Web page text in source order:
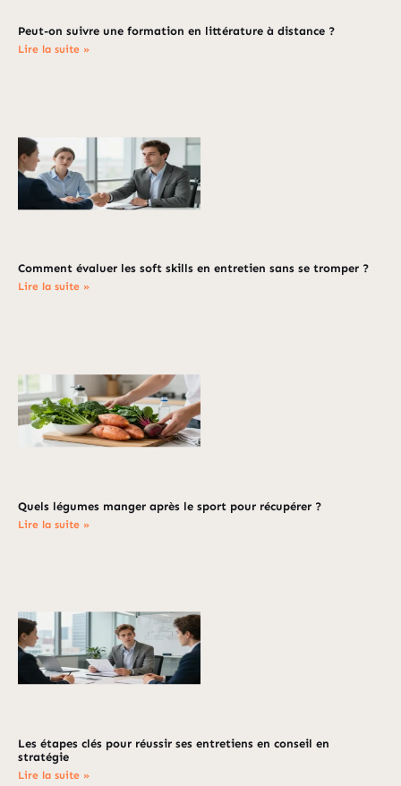
Peut-on suivre une formation en littérature à distance ?
Lire la suite »
Comment évaluer les soft skills en entretien sans se tromper ?
Lire la suite »
Quels légumes manger après le sport pour récupérer ?
Lire la suite »
Les étapes clés pour réussir ses entretiens en conseil en
stratégie
Lire la suite »